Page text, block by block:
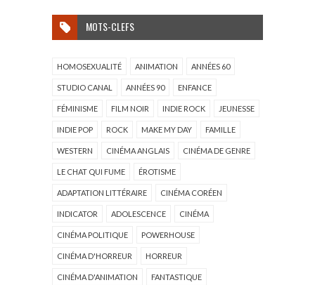
MOTS-CLEFS
HOMOSEXUALITÉ ANIMATION ANNÉES 60
STUDIO CANAL ANNÉES 90 ENFANCE
FÉMINISME FILM NOIR INDIE ROCK JEUNESSE
INDIE POP ROCK MAKE MY DAY FAMILLE
WESTERN CINÉMA ANGLAIS CINÉMA DE GENRE
LE CHAT QUI FUME ÉROTISME
ADAPTATION LITTÉRAIRE CINÉMA CORÉEN
INDICATOR ADOLESCENCE CINÉMA
CINÉMA POLITIQUE POWERHOUSE
CINÉMA D'HORREUR HORREUR
CINÉMA D'ANIMATION FANTASTIQUE